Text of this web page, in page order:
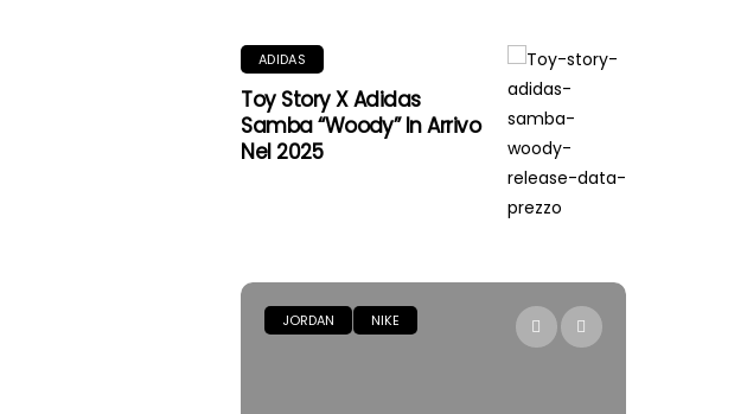
ADIDAS
Toy Story X Adidas
Samba “Woody” In Arrivo
Nel 2025
JORDAN NIKE